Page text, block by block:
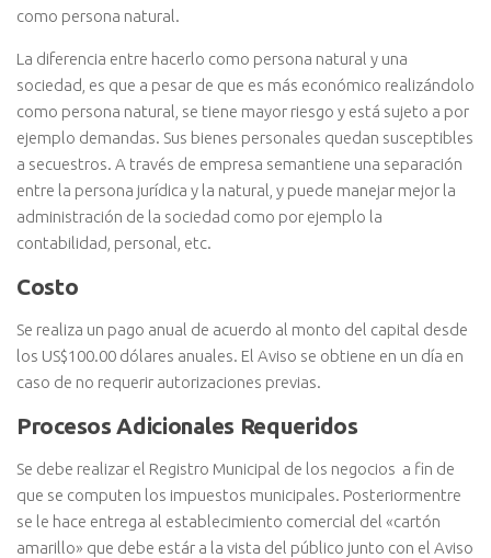
como persona natural.
La diferencia entre hacerlo como persona natural y una
sociedad, es que a pesar de que es más económico realizándolo
como persona natural, se tiene mayor riesgo y está sujeto a por
ejemplo demandas. Sus bienes personales quedan susceptibles
a secuestros. A través de empresa semantiene una separación
entre la persona jurídica y la natural, y puede manejar mejor la
administración de la sociedad como por ejemplo la
contabilidad, personal, etc.
Costo
Se realiza un pago anual de acuerdo al monto del capital desde
los US$100.00 dólares anuales. El Aviso se obtiene en un día en
caso de no requerir autorizaciones previas.
Procesos Adicionales Requeridos
Se debe realizar el Registro Municipal de los negocios a fin de
que se computen los impuestos municipales. Posteriormentre
se le hace entrega al establecimiento comercial del «cartón
amarillo» que debe estár a la vista del público junto con el Aviso